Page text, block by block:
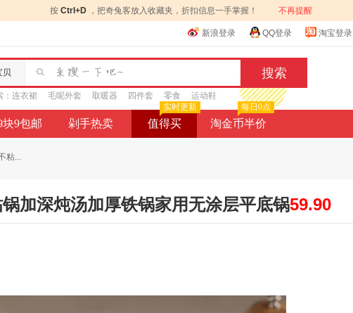
按 Ctrl+D ，把奇兔客放入收藏夹，折扣信息一手掌握！ 不再提醒
新浪登录 QQ登录 淘宝登录
贝
连衣裙 毛呢外套 取暖器 四件套 零食 运动鞋
块9包邮 剁手热卖 值得买
实时更新
淘金币半价
每日0点
粘...
加深炖汤加厚铁锅家用无涂层平底锅59.90